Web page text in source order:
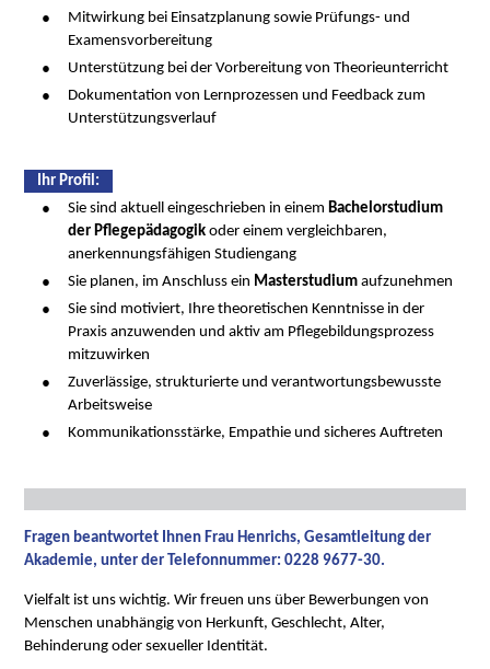
Mitwirkung bei Einsatzplanung sowie Prüfungs- und
Examensvorbereitung
Unterstützung bei der Vorbereitung von Theorieunterricht
Dokumentation von Lernprozessen und Feedback zum
Unterstützungsverlauf
Ihr Proﬁl:
Sie sind aktuell eingeschrieben in einem Bachelorstudium
der Pflegepädagogikoder einem vergleichbaren,
anerkennungsfähigen Studiengang
Sie planen, im Anschluss ein Masterstudiumaufzunehmen
Sie sind motiviert, Ihre theoretischen Kenntnisse in der
Praxis anzuwenden und aktiv am Pflegebildungsprozess
mitzuwirken
Zuverlässige, strukturierte und verantwortungsbewusste
Arbeitsweise
Kommunikationsstärke, Empathie und sicheres Auftreten
Fragen beantwortet Ihnen Frau Henrichs, Gesamtleitung der
Akademie, unter der Telefonnummer: 0228 9677-30.
Vielfalt ist uns wichtig. Wir freuen uns über Bewerbungen von
Menschen unabhängig von Herkunft, Geschlecht, Alter,
Behinderung oder sexueller Identität.